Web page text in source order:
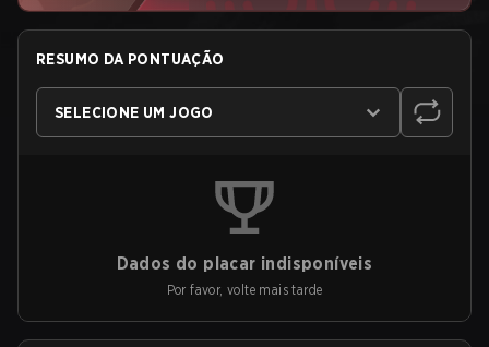
RESUMO DA PONTUAÇÃO
SELECIONE UM JOGO
Dados do placar indisponíveis
Por favor, volte mais tarde